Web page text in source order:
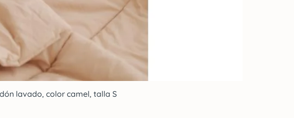
lavado, color camel, talla S